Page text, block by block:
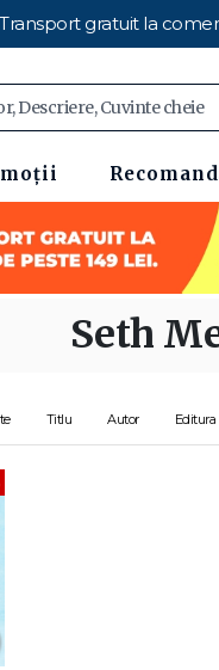
Transport gratuit la
Seth
Titlu Autor Editura